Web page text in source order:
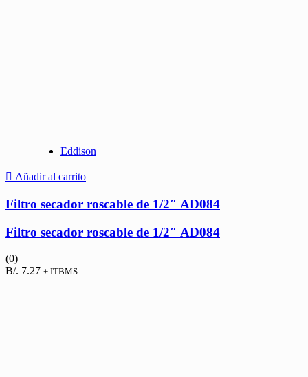
Eddison
Añadir al carrito
Filtro secador roscable de 1/2″ AD084
Filtro secador roscable de 1/2″ AD084
(0)
B/. 7.27 + ITBMS